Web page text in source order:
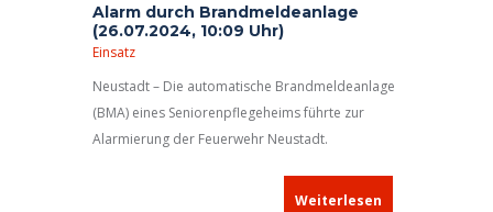
Alarm durch Brandmeldeanlage
(26.07.2024, 10:09 Uhr)
Einsatz
Neustadt – Die automatische Brandmeldeanlage
(BMA) eines Seniorenpflegeheims führte zur
Alarmierung der Feuerwehr Neustadt.
Weiterlesen